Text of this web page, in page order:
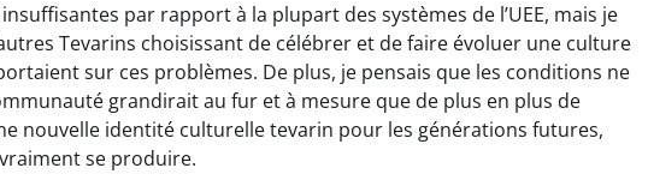
par rapport à la plupart des systèmes de l’UEE, mais je
Tevarins choisissant de célébrer et de faire évoluer une culture
sur ces problèmes. De plus, je pensais que les conditions ne
grandirait au fur et à mesure que de plus en plus de
nouvelle identité culturelle tevarin pour les générations futures,
se produire.